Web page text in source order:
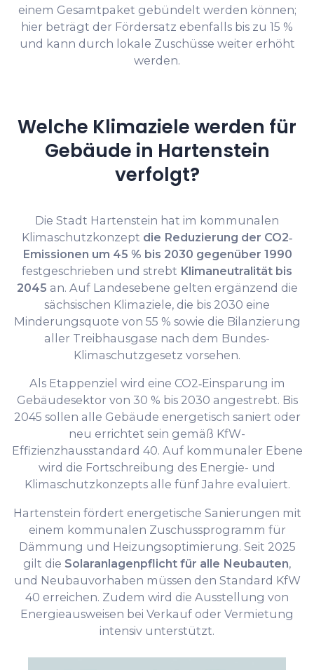
einem Gesamtpaket gebündelt werden können;
hier beträgt der Fördersatz ebenfalls bis zu 15 %
und kann durch lokale Zuschüsse weiter erhöht
werden.
Welche Klimaziele werden für
Gebäude in Hartenstein
verfolgt?
Die Stadt Hartenstein hat im kommunalen
Klimaschutzkonzept die Reduzierung der CO2‐
Emissionen um 45 % bis 2030 gegenüber 1990
festgeschrieben und strebt Klimaneutralität bis
2045 an. Auf Landesebene gelten ergänzend die
sächsischen Klimaziele, die bis 2030 eine
Minderungsquote von 55 % sowie die Bilanzierung
aller Treibhausgase nach dem Bundes-
Klimaschutzgesetz vorsehen.
Als Etappenziel wird eine CO2‐Einsparung im
Gebäudesektor von 30 % bis 2030 angestrebt. Bis
2045 sollen alle Gebäude energetisch saniert oder
neu errichtet sein gemäß KfW-
Effizienzhausstandard 40. Auf kommunaler Ebene
wird die Fortschreibung des Energie- und
Klimaschutzkonzepts alle fünf Jahre evaluiert.
Hartenstein fördert energetische Sanierungen mit
einem kommunalen Zuschussprogramm für
Dämmung und Heizungsoptimierung. Seit 2025
gilt die Solaranlagenpflicht für alle Neubauten,
und Neubauvorhaben müssen den Standard KfW
40 erreichen. Zudem wird die Ausstellung von
Energieausweisen bei Verkauf oder Vermietung
intensiv unterstützt.